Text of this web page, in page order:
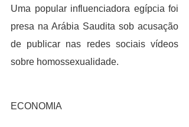
Uma popular influenciadora egípcia foi
presa na Arábia Saudita sob acusação
de publicar nas redes sociais vídeos
sobre homossexualidade.
ECONOMIA